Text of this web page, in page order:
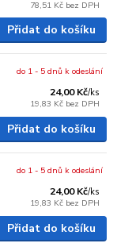
78,51 Kč bez DPH
Přidat do košíku
24,00 Kč/ks
19,83 Kč bez DPH
do 1 - 5 dnů k odeslání
Přidat do košíku
24,00 Kč/ks
19,83 Kč bez DPH
do 1 - 5 dnů k odeslání
Přidat do košíku